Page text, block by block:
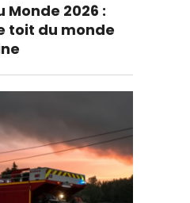
Monde 2026 :
toit du monde